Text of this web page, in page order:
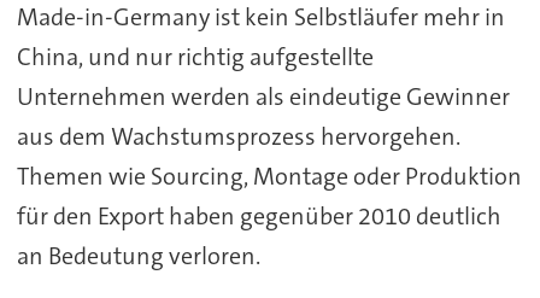
Made-in-Germany ist kein Selbstläufer mehr in
China, und nur richtig aufgestellte
Unternehmen werden als eindeutige Gewinner
aus dem Wachstumsprozess hervorgehen.
Themen wie Sourcing, Montage oder Produktion
für den Export haben gegenüber 2010 deutlich
an Bedeutung verloren.